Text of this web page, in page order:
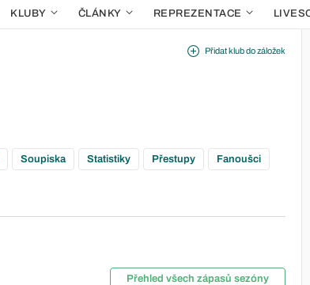
KLUBY ČLÁNKY REPREZENTACE
Přidat klub do záložek
Soupiska Statistiky Přestupy Fanoušci
Přehled všech zápasů sezóny